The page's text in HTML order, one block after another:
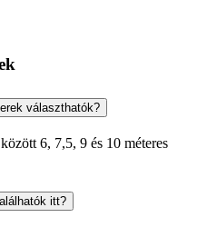
választhatók?
6, 7,5, 9 és 10 méteres
itt?